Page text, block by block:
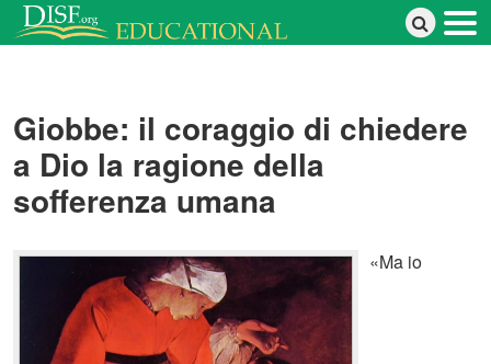
Salta al contenuto principale
Giobbe: il coraggio di chiedere
a Dio la ragione della
sofferenza umana
«Ma io